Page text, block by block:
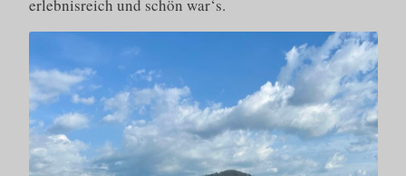
erlebnisreich und schön war‘s.